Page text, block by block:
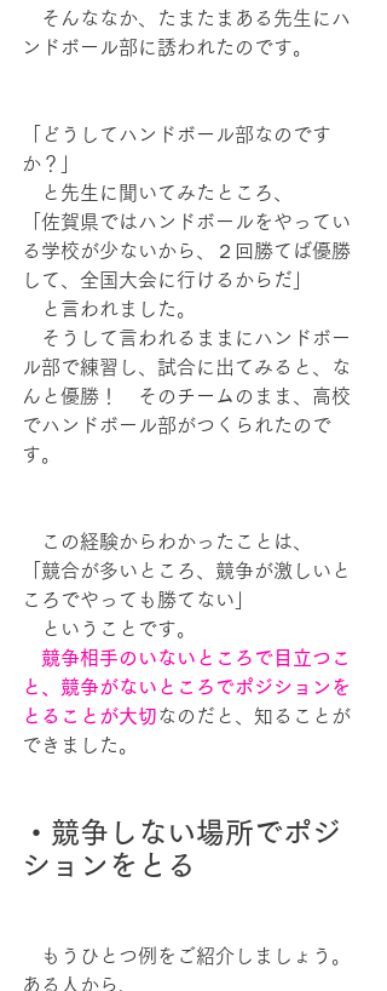
そんななか、たまたまある先生にハ
ンドボール部に誘われたのです。
「どうしてハンドボール部なのです
か？」
と先生に聞いてみたところ、
「佐賀県ではハンドボールをやってい
る学校が少ないから、２回勝てば優勝
して、全国大会に行けるからだ」
と言われました。
そうして言われるままにハンドボー
ル部で練習し、試合に出てみると、な
んと優勝！　そのチームのまま、高校
でハンドボール部がつくられたので
す。
この経験からわかったことは、
「競合が多いところ、競争が激しいと
ころでやっても勝てない」
ということです。
競争相手のいないところで目立つこ
と、競争がないところでポジションを
とることが大切なのだと、知ることが
できました。
・競争しない場所でポジ
ションをとる
もうひとつ例をご紹介しましょう。
ある人から、